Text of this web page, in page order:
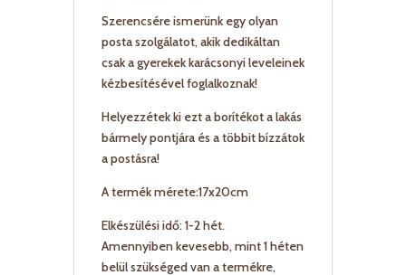
Szerencsére ismerünk egy olyan
posta szolgálatot, akik dedikáltan
csak a gyerekek karácsonyi leveleinek
kézbesítésével foglalkoznak!
Helyezzétek ki ezt a borítékot a lakás
bármely pontjára és a többit bízzátok
a postásra!
A termék mérete:17x20cm
Elkészülési idő: 1-2 hét.
Amennyiben kevesebb, mint 1 héten
belül szükséged van a termékre,